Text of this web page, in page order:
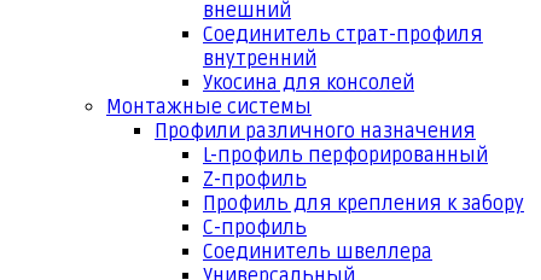
внешний
Соединитель страт-профиля
внутренний
Укосина для консолей
Монтажные системы
Профили различного назначения
L-профиль перфорированный
Z-профиль
Профиль для крепления к забору
С-профиль
Соединитель швеллера